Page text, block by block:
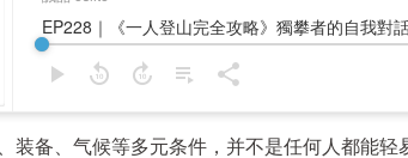
装备、气候等多元条件，并不是任何人都能